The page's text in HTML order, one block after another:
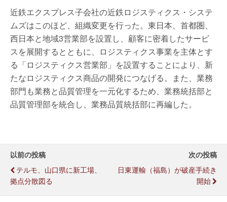
近鉄エクスプレス子会社の近鉄ロジスティクス・システ
ムズはこのほど、組織変更を行った。東日本、首都圏、
西日本と地域3営業部を設置し、顧客に密着したサービ
スを展開するとともに、ロジスティクス事業を主体とす
る「ロジスティクス営業部」を設置することにより、新
たなロジスティクス商品の開発につなげる。また、業務
部門も業務と品質管理を一元化するため、業務統括部と
品質管理部を統合し、業務品質統括部に再編した。
以前の投稿
テルモ、山口県に新工場、
拠点分散図る
次の投稿
日東運輸（福島）が破産手続き
開始